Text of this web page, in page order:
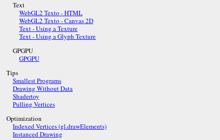
Text
WebGL2 Texto - HTML
WebGL2 Texto - Canvas 2D
Text - Using a Texture
Text - Using a Glyph Texture
GPGPU
GPGPU
Tips
Smallest Programs
Drawing Without Data
Shadertoy
Pulling Vertices
Optimization
Indexed Vertices (gl.drawElements)
Instanced Drawing